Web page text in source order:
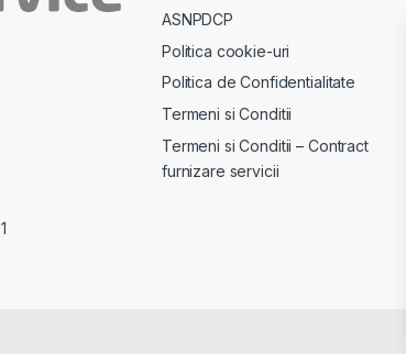
ASNPDCP
Politica cookie-uri
Politica de Confidentialitate
Termeni si Conditii
Termeni si Conditii – Contract
furnizare servicii